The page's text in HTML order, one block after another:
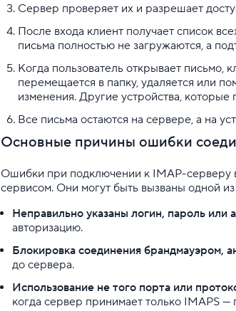
Сервер проверяет их и разрешает
После входа клиент получает список
письма полностью не загружаются, а
Когда пользователь открывает письмо,
перемещается в папку, удаляется или
изменения. Другие устройства,
Все письма остаются на сервере, а на
Основные причины ошибки
Ошибки при подключении к IMAP-серверу
сервисом. Они могут быть вызваны одной
Неправильно указаны логин, пароль или
авторизацию.
Блокировка соединения брандмауэром,
до сервера.
Использование не того порта или
когда сервер принимает только IMAPS —